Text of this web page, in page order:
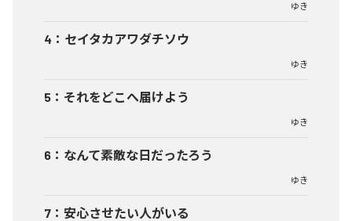
ゆき
4 ： セイタカアワダチソウ
ゆき
5 ： それをどこへ届けよう
ゆき
6 ： なんて素敵な日だったろう
ゆき
7 ： 安心させたい人がいる